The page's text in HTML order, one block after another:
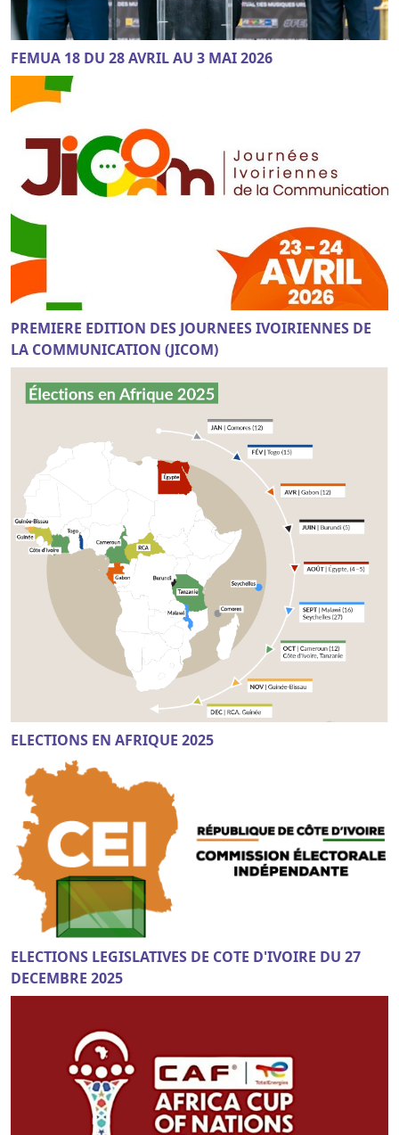
FEMUA 18 DU 28 AVRIL AU 3 MAI 2026
PREMIERE EDITION DES JOURNEES IVOIRIENNES DE
LA COMMUNICATION (JICOM)
ELECTIONS EN AFRIQUE 2025
ELECTIONS LEGISLATIVES DE COTE D'IVOIRE DU 27
DECEMBRE 2025